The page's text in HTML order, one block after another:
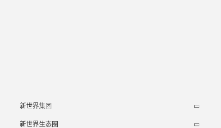
新世界集团
新世界生态圈